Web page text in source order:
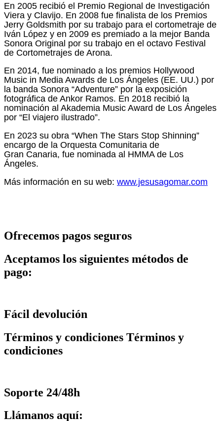
En 2005 recibió el Premio Regional de Investigación
Viera y Clavijo. En 2008 fue finalista de los Premios
Jerry Goldsmith por su trabajo para el cortometraje de
Iván López y en 2009 es premiado a la mejor Banda
Sonora Original por su trabajo en el octavo Festival
de Cortometrajes de Arona.
En 2014, fue nominado a los premios Hollywood
Music in Media Awards de Los Ángeles (EE. UU.) por
la banda Sonora “Adventure” por la exposición
fotográfica de Ankor Ramos. En 2018 recibió la
nominación al Akademia Music Award de Los Ángeles
por “El viajero ilustrado”.
En 2023 su obra “When The Stars Stop Shinning”
encargo de la Orquesta Comunitaria de
Gran Canaria, fue nominada al HMMA de Los
Ángeles.
Más información en su web: www.jesusagomar.com
Ofrecemos pagos seguros
Aceptamos los siguientes métodos de
pago:
Fácil devolución
Términos y condiciones Términos y
condiciones
Soporte 24/48h
Llámanos aquí: